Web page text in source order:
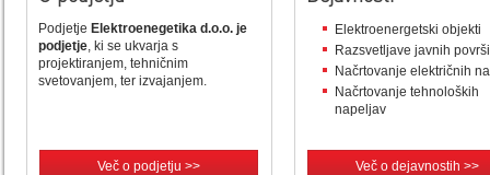
Podjetje Elektroenegetika d.o.o. je
podjetje, ki se ukvarja s
projektiranjem, tehničnim
svetovanjem, ter izvajanjem.
Več o podjetju >>
Elektroenergetski objekti
Razsvetljave javnih
Načrtovanje električnih
Načrtovanje tehnoloških
napeljav
Več o dejavnostih >>